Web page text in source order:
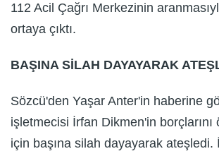
112 Acil Çağrı Merkezinin
ortaya çıktı.
BAŞINA SİLAH DAYAYARAK
Sözcü'den Yaşar Anter'in haberine
işletmecisi İrfan Dikmen'in borçlarını
için başına silah dayayarak ateşledi.